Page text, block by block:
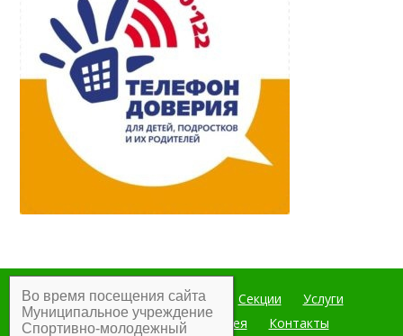
Главная Мероприятия Секции
Услуги
Документы
Фотогалерея Контакты
Во время посещения сайта
Муниципальное учреждение
Спортивно-молодежный